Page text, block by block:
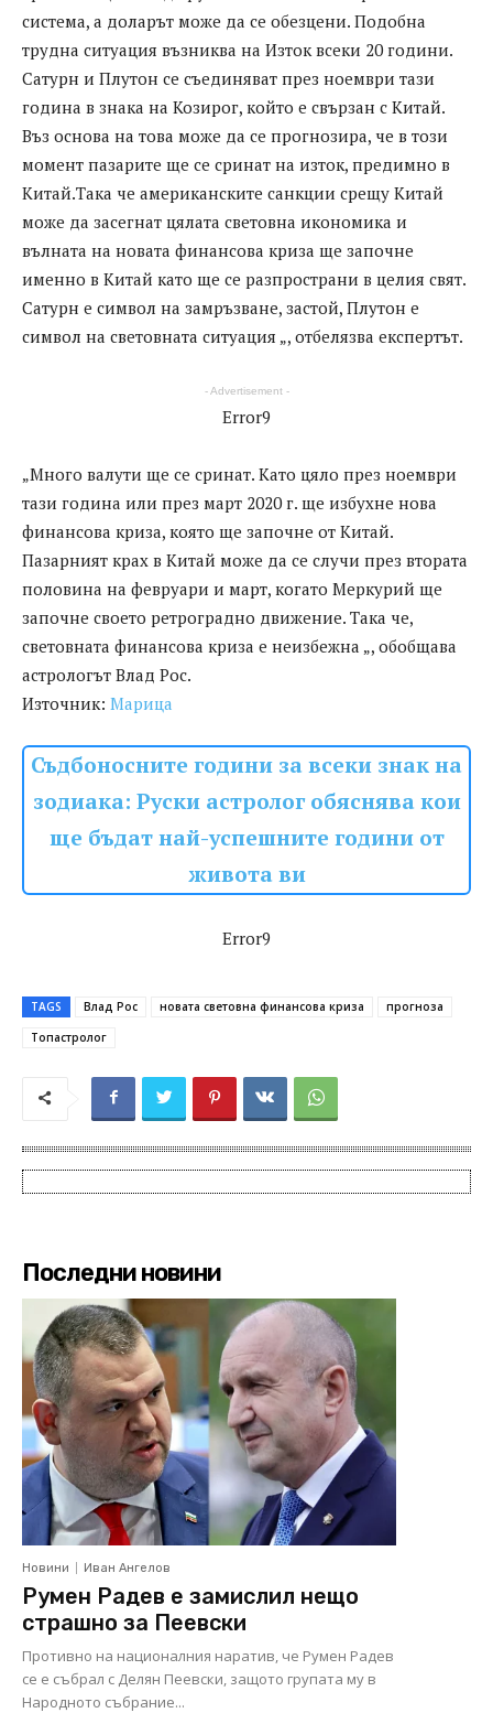
система, а доларът може да се обезцени. Подобна
трудна ситуация възниква на Изток всеки 20 години.
Сатурн и Плутон се съединяват през ноември тази
година в знака на Козирог, който е свързан с Китай.
Въз основа на това може да се прогнозира, че в този
момент пазарите ще се сринат на изток, предимно в
Китай.Така че американските санкции срещу Китай
може да засегнат цялата световна икономика и
вълната на новата финансова криза ще започне
именно в Китай като ще се разпространи в целия свят.
Сатурн е символ на замръзване, застой, Плутон е
символ на световната ситуация „, отбелязва експертът.
- Advertisement -
Error9
„Много валути ще се сринат. Като цяло през ноември
тази година или през март 2020 г. ще избухне нова
финансова криза, която ще започне от Китай.
Пазарният крах в Китай може да се случи през втората
половина на февруари и март, когато Меркурий ще
започне своето ретроградно движение. Така че,
световната финансова криза е неизбежна „, обобщава
астрологът Влад Рос.
Източник: Марица
Съдбоносните години за всеки знак на
зодиака: Руски астролог обяснява кои
ще бъдат най-успешните години от
живота ви
Error9
TAGS Влад Рос новата световна финансова криза
прогноза
Топастролог
Последни новини
Новини Иван Ангелов
Румен Радев е замислил нещо
страшно за Пеевски
Противно на националния наратив, че Румен Радев
се е събрал с Делян Пеевски, защото групата му в
Народното събрание...